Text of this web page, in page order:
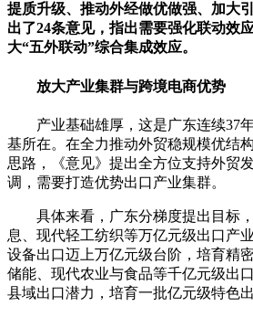
提质升级、推动外经做优做强、加大
出了24条意见，指出需要强化联动效
大“五外联动”综合集成效应。
放大产业集群与跨境电商优势
产业基础雄厚，这是广东连续37年
基所在。在全力推动外贸稳规模优结
思路，《意见》提出全方位支持外贸
调，需要打造优势出口产业集群。
具体来看，广东分梯度提出目标，
息、现代轻工纺织等万亿元级出口产
设备出口迈上万亿元级台阶，培育精
储能、现代农业与食品等千亿元级出
县域出口潜力，培育一批亿元级特色出